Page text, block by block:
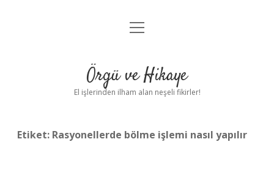
Anasayfa
Yasal Uyarı
menüyü
Örgü ve Hikaye
El işlerinden ilham alan neşeli fikirler!
Etiket: Rasyonellerde bölme işlemi nasıl yapılır